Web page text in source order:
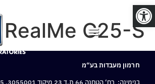
פתח סרגל נגישות
RealMe C25-S
חרמון מעבדות בע“מ